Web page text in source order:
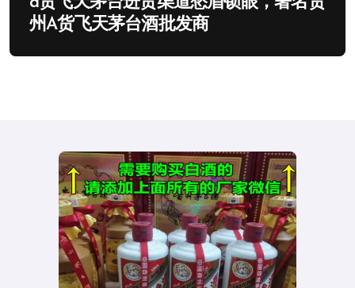
州A货飞天茅台酒批发商